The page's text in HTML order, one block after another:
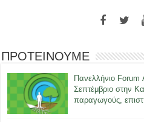
ΠΡΟΤΕΙΝΟΥΜΕ
Πανελλήνιο Forum
Σεπτέμβριο στην
παραγωγούς,